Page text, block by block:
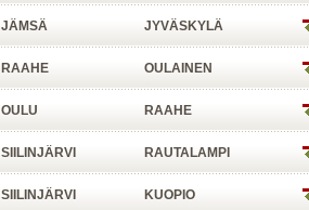
JÄMSÄ JYVÄSKYLÄ
RAAHE OULAINEN
OULU RAAHE
SIILINJÄRVI RAUTALAMPI
SIILINJÄRVI KUOPIO